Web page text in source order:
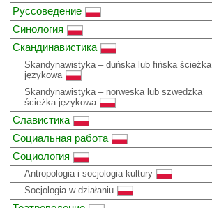
Руссоведение
Синология
Скандинавистика
Skandynawistyka – duńska lub fińska ścieżka
językowa
Skandynawistyka – norweska lub szwedzka
ścieżka językowa
Славистика
Социальная работа
Социология
Antropologia i socjologia kultury
Socjologia w działaniu